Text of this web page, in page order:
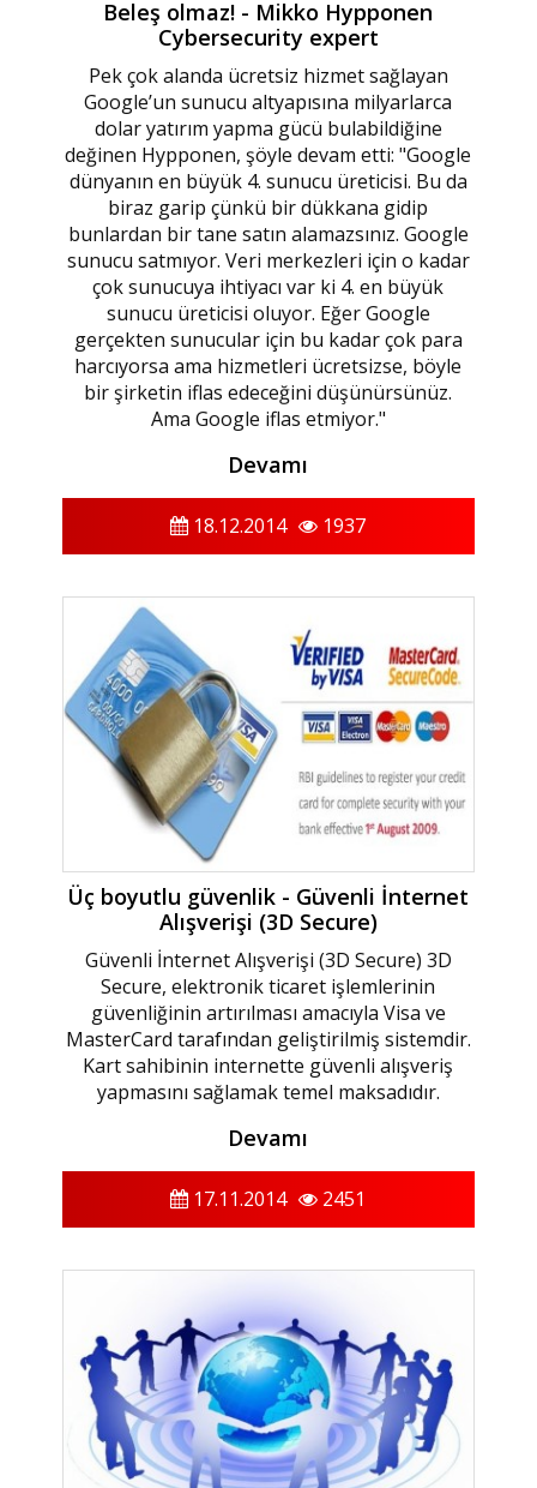
Beleş olmaz! - Mikko Hypponen
Cybersecurity expert
Pek çok alanda ücretsiz hizmet sağlayan
Google’un sunucu altyapısına milyarlarca
dolar yatırım yapma gücü bulabildiğine
değinen Hypponen, şöyle devam etti: "Google
dünyanın en büyük 4. sunucu üreticisi. Bu da
biraz garip çünkü bir dükkana gidip
bunlardan bir tane satın alamazsınız. Google
sunucu satmıyor. Veri merkezleri için o kadar
çok sunucuya ihtiyacı var ki 4. en büyük
sunucu üreticisi oluyor. Eğer Google
gerçekten sunucular için bu kadar çok para
harcıyorsa ama hizmetleri ücretsizse, böyle
bir şirketin iflas edeceğini düşünürsünüz.
Ama Google iflas etmiyor."
Devamı
18.12.2014 1937
Üç boyutlu güvenlik - Güvenli İnternet
Alışverişi (3D Secure)
Güvenli İnternet Alışverişi (3D Secure) 3D
Secure, elektronik ticaret işlemlerinin
güvenliğinin artırılması amacıyla Visa ve
MasterCard tarafından geliştirilmiş sistemdir.
Kart sahibinin internette güvenli alışveriş
yapmasını sağlamak temel maksadıdır.
Devamı
17.11.2014 2451